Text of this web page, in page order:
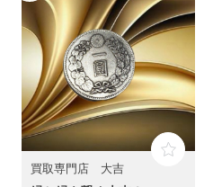
買取専門店 大吉